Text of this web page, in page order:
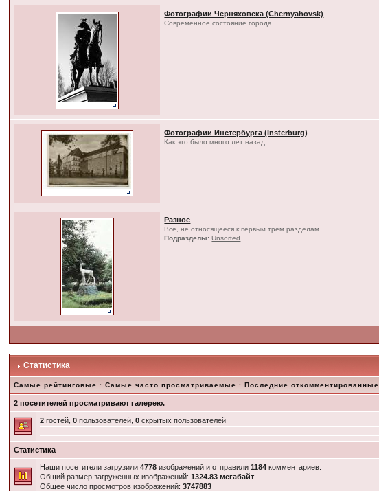
Фотографии Черняховска (Chernyahovsk)
Современное состояние города
Фотографии Инстербурга (Insterburg)
Как это было много лет назад
Разное
Все, не относящееся к первым трем разделам
Подразделы: Unsorted
Статистика
Самые рейтинговые ·Самые часто просматриваемые ·Последние откомментированные
2 посетителей просматривают галерею.
2 гостей,0 пользователей,0 скрытых пользователей
Статистика
Наши посетители загрузили4778 изображений и отправили1184 комментариев.
Общий размер загруженных изображений:1324.83 мегабайт
Общее число просмотров изображений:3747883